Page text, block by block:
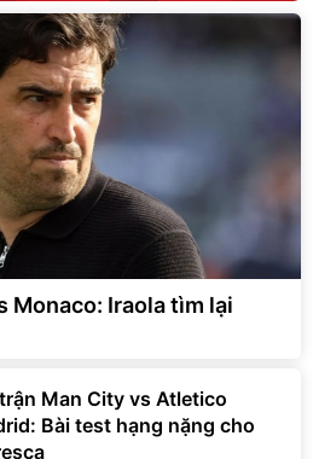
Monaco: Iraola tìm lại
Man City vs Atletico
Bài test hạng nặng cho